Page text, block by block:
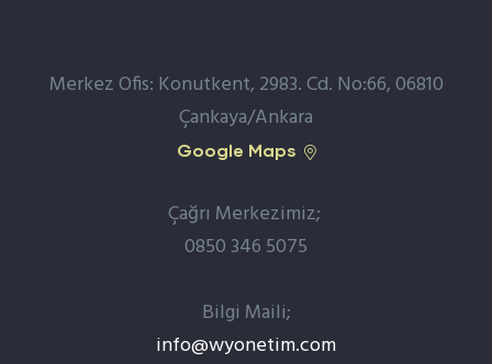
Merkez Ofis: Konutkent, 2983. Cd. No:66, 06810
Çankaya/Ankara
Google Maps
Çağrı Merkezimiz;
0850 346 5075
Bilgi Maili;
info@wyonetim.com